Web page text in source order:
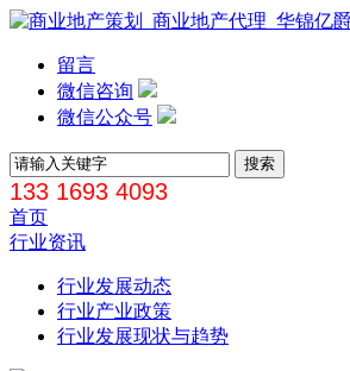
留言
微信咨询
微信公众号
133 1693 4093
首页
行业资讯
行业发展动态
行业产业政策
行业发展现状与趋势